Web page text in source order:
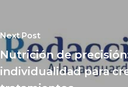
Next Post
Nutrición de
individualidad para